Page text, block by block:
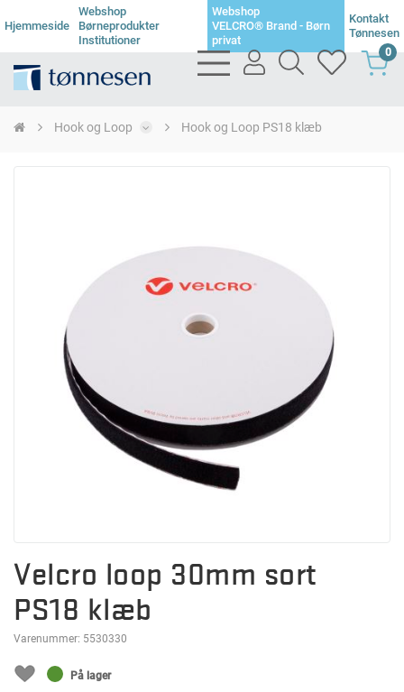
Hjemmeside
Webshop
Børneprodukter
Institutioner
Webshop
VELCRO® Brand - Børn
privat
Kontakt
Tønnesen
bars
light
user
searchheart 0
Hook og Loop Hook og Loop PS18 klæb
Velcro loop 30mm sort
PS18 klæb
Varenummer: 5530330
På lager